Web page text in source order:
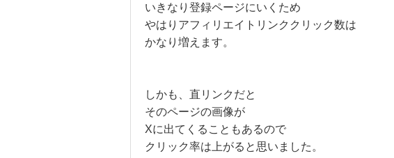
いきなり登録ページにいくため
やはりアフィリエイトリンククリック数は
かなり増えます。
しかも、直リンクだと
そのページの画像が
Xに出てくることもあるので
クリック率は上がると思いました。